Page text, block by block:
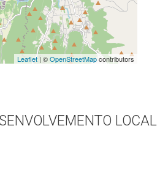
Leaflet| ©OpenStreetMapcontributors
LOCAL